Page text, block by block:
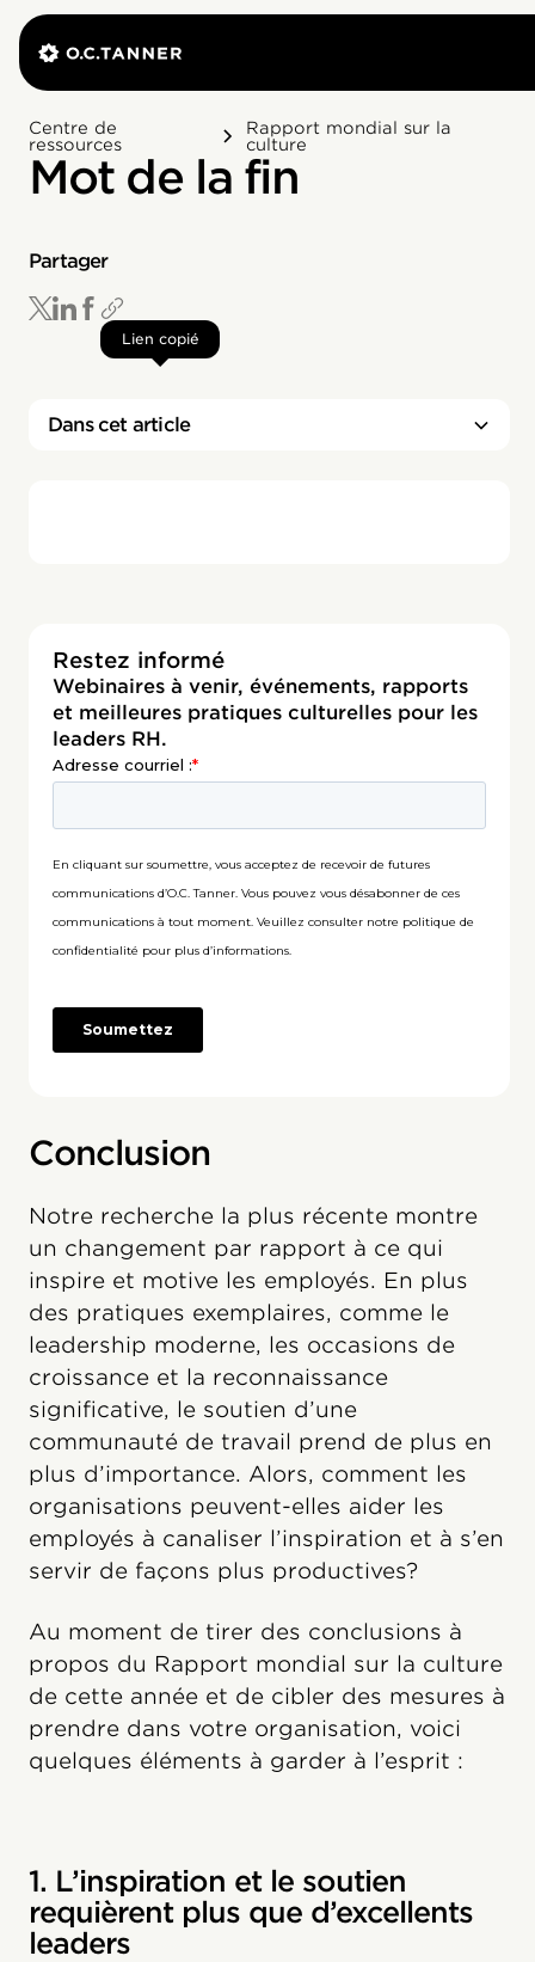
Centre de
ressources
Rapport mondial sur la
culture
Mot de la fin
Partager
Lien copié
Dans cet article
Restez informé
Webinaires à venir, événements, rapports
et meilleures pratiques culturelles pour les
leaders RH.
Conclusion
Notre recherche la plus récente montre
un changement par rapport à ce qui
inspire et motive les employés. En plus
des pratiques exemplaires, comme le
leadership moderne, les occasions de
croissance et la reconnaissance
significative, le soutien d’une
communauté de travail prend de plus en
plus d’importance. Alors, comment les
organisations peuvent-elles aider les
employés à canaliser l’inspiration et à s’en
servir de façons plus productives?
Au moment de tirer des conclusions à
propos du Rapport mondial sur la culture
de cette année et de cibler des mesures à
prendre dans votre organisation, voici
quelques éléments à garder à l’esprit :
1. L’inspiration et le soutien
requièrent plus que d’excellents
leaders